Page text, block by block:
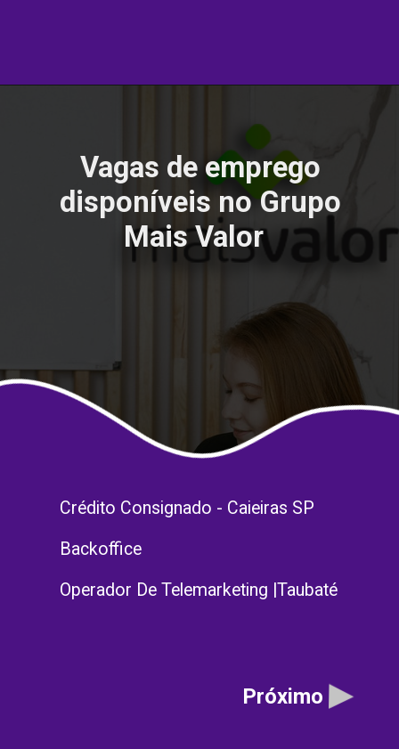
Crédito Consignado - Caieiras SP
Backoffice
Operador De Telemarketing |Taubaté
Vagas de emprego
disponíveis no Grupo
Mais Valor
Próximo